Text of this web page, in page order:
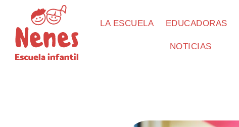
LA ESCUELA EDUCADORAS
NOTICIAS